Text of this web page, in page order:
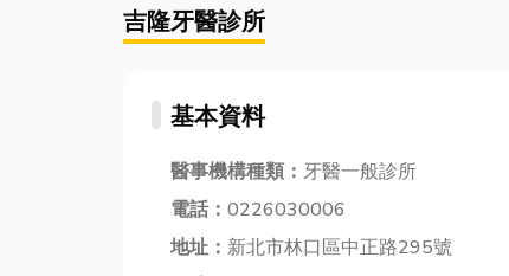
吉隆牙醫診所
基本資料
醫事機構種類： 牙醫一般診所
電話： 0226030006
地址： 新北市林口區中正路295號